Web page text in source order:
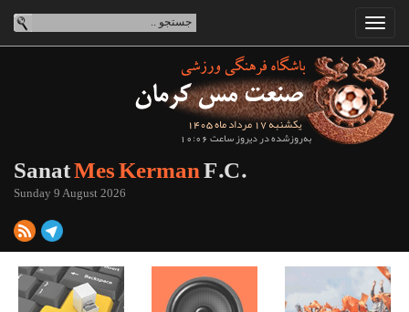
یکشنبه 17 مرداد ماه 1405
به‌روزشده در دیروز ساعت 10:06
SanatMes KermanF.C.
Sunday 9 August 2026